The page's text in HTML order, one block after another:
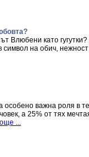
Влюбени като
символ на обич,
особено важна роля в
а 25% от тях
още ...